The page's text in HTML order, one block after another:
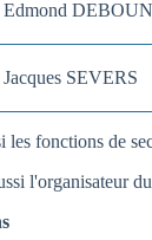
Edmond
Jacques SEVERS
fonctions de
l'organisateur